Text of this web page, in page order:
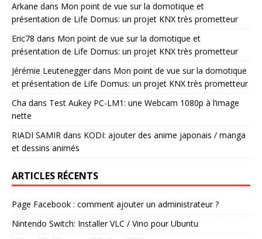
Arkane dans Mon point de vue sur la domotique et
présentation de Life Domus: un projet KNX très prometteur
Eric78 dans Mon point de vue sur la domotique et
présentation de Life Domus: un projet KNX très prometteur
Jérémie Leuteneggerdans Mon point de vue sur la domotique
et présentation de Life Domus: un projet KNX très prometteur
Cha dans Test Aukey PC-LM1: une Webcam 1080p à l’image
nette
RIADI SAMIR dans KODI: ajouter des anime japonais / manga
et dessins animés
ARTICLES RÉCENTS
Page Facebook : comment ajouter un administrateur ?
Nintendo Switch: Installer VLC / Vino pour Ubuntu